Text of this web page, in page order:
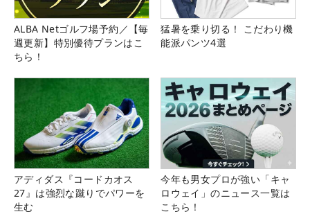
ALBA Netゴルフ場予約／【毎
週更新】特別優待プランはこ
ちら！
猛暑を乗り切る！ こだわり機
能派パンツ4選
アディダス『コードカオス
27』は強烈な蹴りでパワーを
生む
今年も男女プロが強い「キャ
ロウェイ」のニュース一覧は
こちら！